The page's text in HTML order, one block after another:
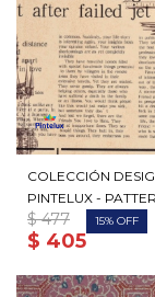
COLECCIÓN
PINTELUX -
$ 405
$ 477 15